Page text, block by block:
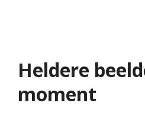
Heldere
moment